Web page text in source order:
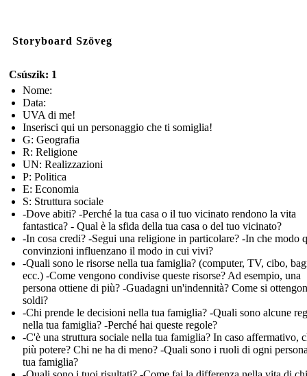
Storyboard Szöveg
Csúszik: 1
Nome:
Data:
UVA di me!
Inserisci qui un personaggio che ti somiglia!
G: Geografia
R: Religione
UN: Realizzazioni
P: Politica
E: Economia
S: Struttura sociale
-Dove abiti? -Perché la tua casa o il tuo vicinato rendono la vita
fantastica? - Qual è la sfida della tua casa o del tuo vicinato?
-In cosa credi? -Segui una religione in particolare? -In che modo
convinzioni influenzano il modo in cui vivi?
-Quali sono le risorse nella tua famiglia? (computer, TV, cibo,
ecc.) -Come vengono condivise queste risorse? Ad esempio, una
persona ottiene di più? -Guadagni un'indennità? Come si
soldi?
-Chi prende le decisioni nella tua famiglia? -Quali sono alcune
nella tua famiglia? -Perché hai queste regole?
-C'è una struttura sociale nella tua famiglia? In caso affermativo,
più potere? Chi ne ha di meno? -Quali sono i ruoli di ogni
tua famiglia?